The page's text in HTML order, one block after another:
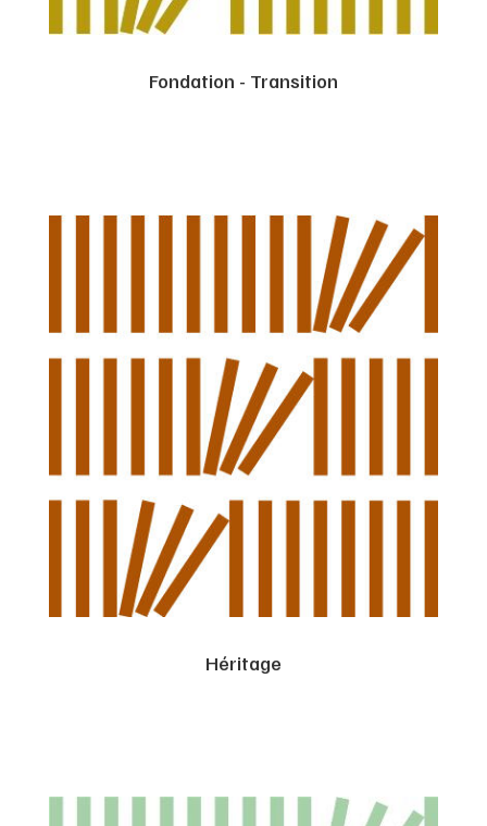
Fondation - Transition
Héritage